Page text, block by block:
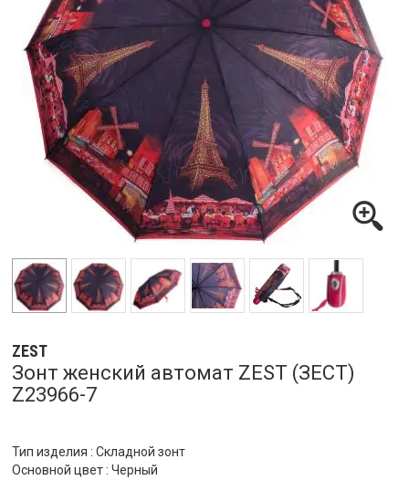
ZEST
Зонт женский автомат ZEST (ЗЕСТ)
Z23966-7
Тип изделия : Складной зонт
Основной цвет : Черный